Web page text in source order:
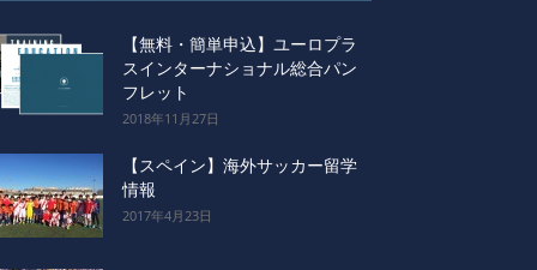
【無料・簡単申込】ユーロプラ
スインターナショナル総合パン
フレット
2018年11月27日
【スペイン】海外サッカー留学
情報
2017年4月23日